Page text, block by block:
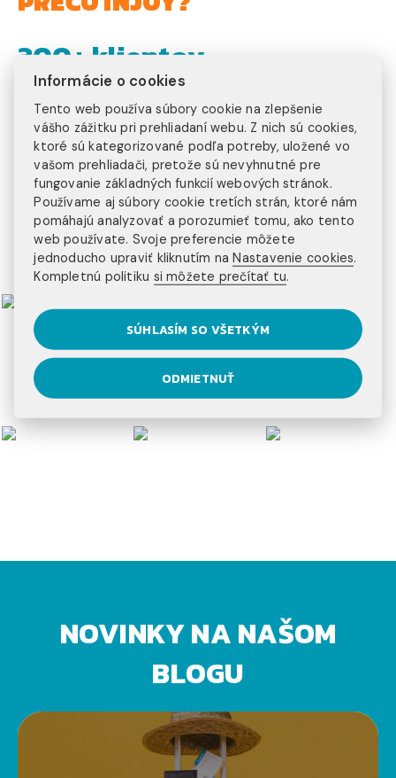
300+ klientov
ročne
15+ rokov
na trhu
20+ programov
na výber
3 kontinenty
na ktorých pôsobíme
NOVINKY NA NAŠOM
BLOGU
Informácie o cookies
Tento web používa súbory cookie na zlepšenie
vášho zážitku pri prehliadaní webu. Z nich sú cookies,
ktoré sú kategorizované podľa potreby, uložené vo
vašom prehliadači, pretože sú nevyhnutné pre
fungovanie základných funkcií webových stránok.
Používame aj súbory cookie tretích strán, ktoré nám
pomáhajú analyzovať a porozumieť tomu, ako tento
web používate. Svoje preferencie môžete
jednoducho upraviť kliknutím naNastavenie cookies.
Kompletnú politiku si môžete prečítať tu.
SÚHLASÍM SO VŠETKÝM
ODMIETNUŤ